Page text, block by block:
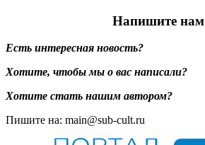
Напишите нам
Есть интересная новость?
Хотите, чтобы мы о вас написали?
Хотите стать нашим автором?
Пишите на: main@sub-cult.ru